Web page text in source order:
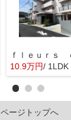
10.9万円/ 1LDK
ページトップへ